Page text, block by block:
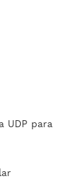
UDP para